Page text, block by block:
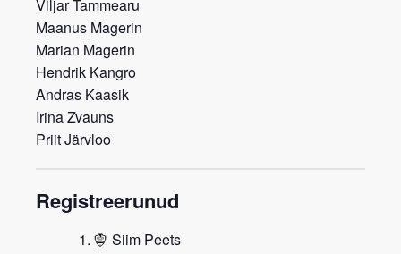
Viljar Tammearu
Maanus Magerin
Marian Magerin
Hendrik Kangro
Andras Kaasik
Irina Zvauns
Priit Järvloo
Registreerunud
Siim Peets